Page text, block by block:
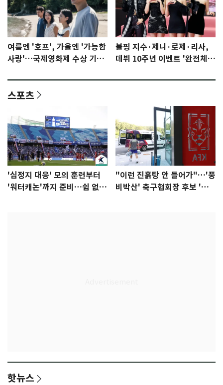
여름엔 '호프', 가을엔 '가능한
사랑'…국제영화제 수상 기대
블핑 지수·제니·로제·리사,
데뷔 10주년 이벤트 '완전체'
스포츠
'심정지 대응' 모의 훈련부터
'워터캐논'까지 준비…쉼 없는
"이런 진흙탕 안 들어가"…'풍
비박산' 축구협회장 후보 '실
핫뉴스